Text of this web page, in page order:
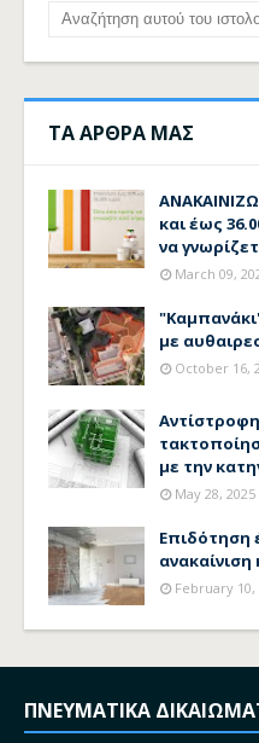
ΤΑ ΑΡΘΡΑ ΜΑΣ
και έως
να
March 09,
με
October 16,
με την
May 28, 2025
Επιδότηση
February 10,
ΠΝΕΥΜΑΤΙΚΑ